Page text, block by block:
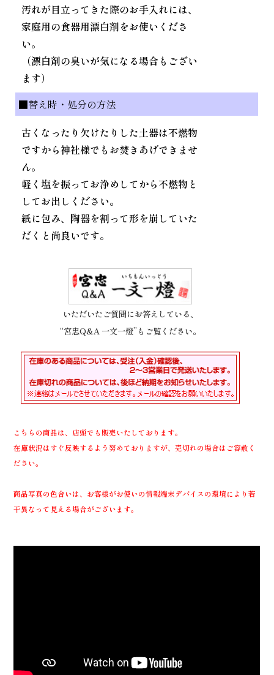
汚れが目立ってきた際のお手入れには、
家庭用の食器用漂白剤をお使いくださ
い。
（漂白剤の臭いが気になる場合もござい
ます）
■替え時・処分の方法
古くなったり欠けたりした土器は不燃物
ですから神社様でもお焚きあげできませ
ん。
軽く塩を振ってお浄めしてから不燃物と
してお出しください。
紙に包み、陶器を割って形を崩していた
だくと尚良いです。
いただいたご質問にお答えしている、
“宮忠Q&A 一文一燈”もご覧ください。
こちらの商品は、店頭でも販売いたしております。
在庫状況はすぐ反映するよう努めておりますが、売切れの場合はご容赦く
ださい。
商品写真の色合いは、お客様がお使いの情報端末デバイスの環境により若
干異なって見える場合がございます。